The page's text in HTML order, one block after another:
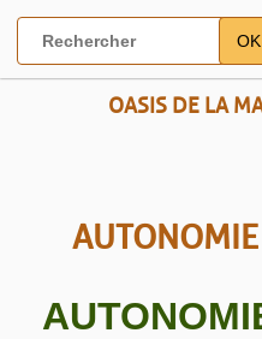
OASIS DE LA
OK